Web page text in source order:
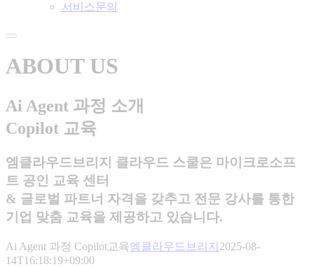
서비스문의
ABOUT US
Ai Agent 과정 소개
Copilot 교육
엠클라우드브리지 클라우드 스쿨은 마이크로소프
트 공인 교육 센터
& 글로벌 파트너 자격을 갖추고 전문 강사를 통한
기업 맞춤 교육을 제공하고 있습니다.
Ai Agent 과정 Copilot교육엠클라우드브리지 2025-08-
14T16:18:19+09:00